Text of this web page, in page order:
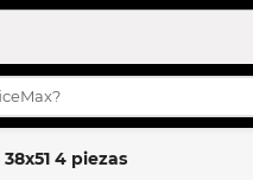
4 piezas